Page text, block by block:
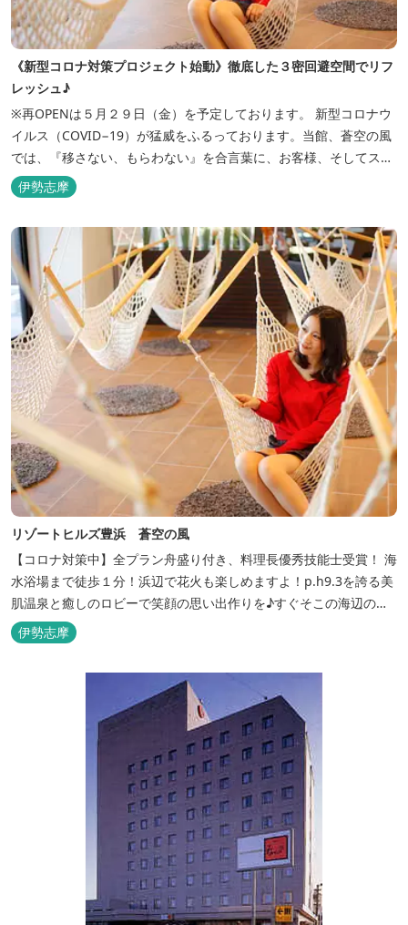
《新型コロナ対策プロジェクト始動》徹底した３密回避空間でリフ
レッシュ♪
※再OPENは５月２９日（金）を予定しております。 新型コロナウ
イルス（COVID−19）が猛威をふるっております。当館、蒼空の風
では、『移さない、もらわない』を合言葉に、お客様、そしてスタ
ッフの感染リスクを最小限に抑えるために、館内設備、オペレーシ
ョンを見直し、徹底した管理を行います。 ※「３密・感染対策の見
える化」のため長文になっております。 《３密回避基本対策》
【密閉...
伊勢志摩
リゾートヒルズ豊浜 蒼空の風
【コロナ対策中】全プラン舟盛り付き、料理長優秀技能士受賞！ 海
水浴場まで徒歩１分！浜辺で花火も楽しめますよ！p.h9.3を誇る美
肌温泉と癒しのロビーで笑顔の思い出作りを♪すぐそこの海辺の高
台に建つ温泉宿
伊勢志摩